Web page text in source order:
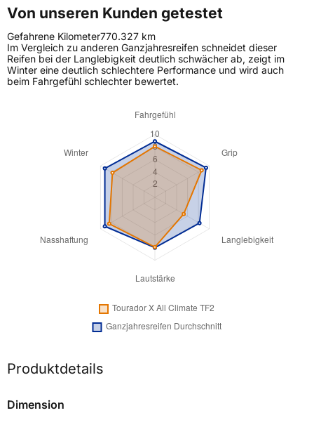
Von unseren Kunden getestet
Gefahrene Kilometer770.327 km
Im Vergleich zu anderen Ganzjahresreifen schneidet dieser
Reifen bei der Langlebigkeit deutlich schwächer ab, zeigt im
Winter eine deutlich schlechtere Performance und wird auch
beim Fahrgefühl schlechter bewertet.
Produktdetails
Dimension